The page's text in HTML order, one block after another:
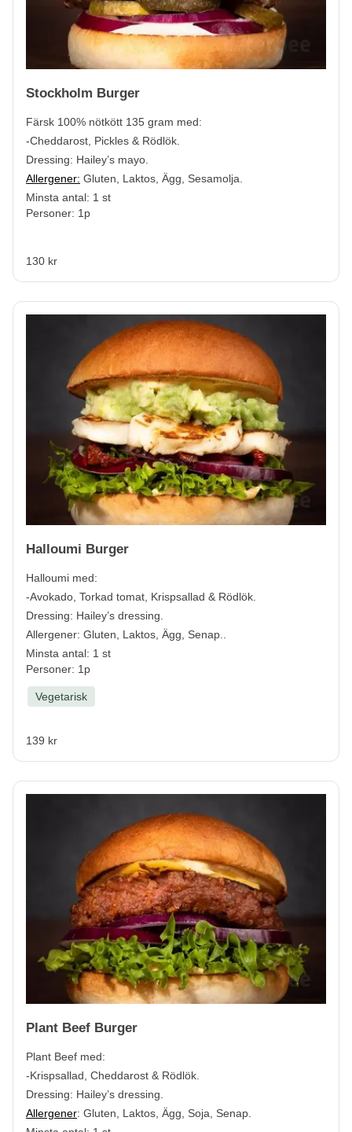
Stockholm Burger
Färsk 100% nötkött 135 gram med:
-Cheddarost, Pickles & Rödlök.
Dressing: Hailey’s mayo.
Allergener: Gluten, Laktos, Ägg, Sesamolja.
Minsta antal: 1 st
Personer: 1p
130 kr
Halloumi Burger
Halloumi med:
-Avokado, Torkad tomat, Krispsallad & Rödlök.
Dressing: Hailey’s dressing.
Allergener: Gluten, Laktos, Ägg, Senap.
Minsta antal: 1 st
Personer: 1p
Vegetarisk
139 kr
Plant Beef Burger
Plant Beef med:
-Krispsallad, Cheddarost & Rödlök.
Dressing: Hailey’s dressing.
Allergener: Gluten, Laktos, Ägg, Soja, Senap.